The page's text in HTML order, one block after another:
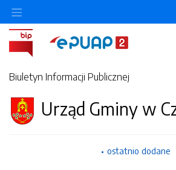
Biuletyn Informacji Publicznej
Urząd Gminy w
ostatnio dodane